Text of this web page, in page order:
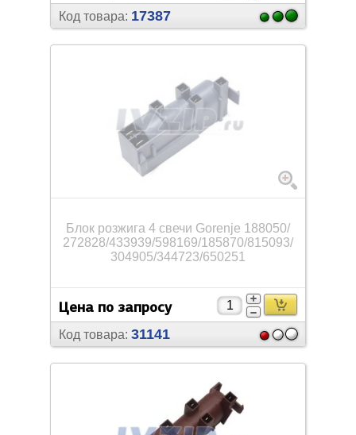
Код товара: 17387
Блок розжига 4 свечи Gorenje 188050/
272828/433939/598169/185870/815093/
304905/344723/650251
Цена по запросу
Код товара: 31141